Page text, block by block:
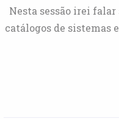
Nesta sessão irei
catálogos de sistemas